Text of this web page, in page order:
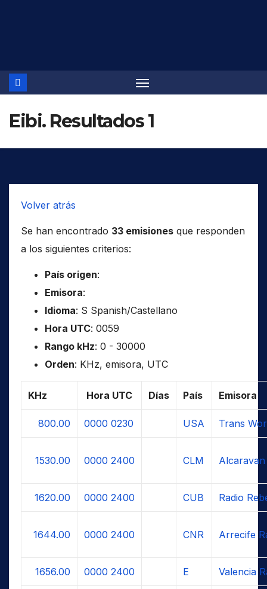
Eibi. Resultados 1
Volver atrás
Se han encontrado 33 emisiones que responden
a los siguientes criterios:
País origen:
Emisora:
Idioma: S Spanish/Castellano
Hora UTC: 0059
Rango kHz: 0 - 30000
Orden: KHz, emisora, UTC
KHz Hora UTC Días País Emisora
800.00 0000 0230 USA Trans
1530.00 0000 2400 CLM Alcaravan
1620.00 0000 2400 CUB Radio
1644.00 0000 2400 CNR Arrecife
1656.00 0000 2400 E Valencia